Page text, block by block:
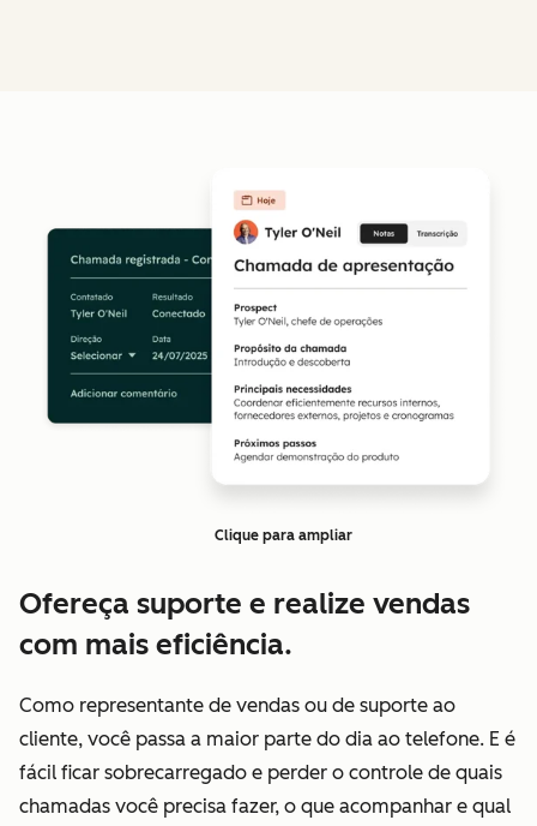
Clique para ampliar
Ofereça suporte e realize vendas
com mais eficiência.
Como representante de vendas ou de suporte ao
cliente, você passa a maior parte do dia ao telefone. E é
fácil ficar sobrecarregado e perder o controle de quais
chamadas você precisa fazer, o que acompanhar e qual